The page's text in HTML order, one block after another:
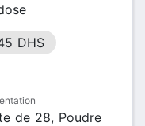
DHS
de 28, Poudre